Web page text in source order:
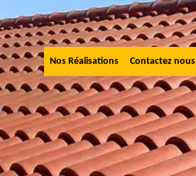
Nos Réalisations Contactez nous